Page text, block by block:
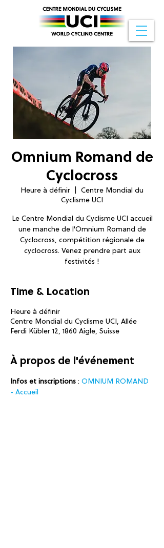
Omnium Romand de
Cyclocross
Heure à définir
Centre Mondial du
Cyclisme UCI
Le Centre Mondial du Cyclisme UCI accueil
une manche de l'Omnium Romand de
Cyclocross, compétition régionale de
cyclocross. Venez prendre part aux
festivités !
Time & Location
Heure à définir
Centre Mondial du Cyclisme UCI, Allée
Ferdi Kübler 12, 1860 Aigle, Suisse
À propos de l'événement
Infos et inscriptions : OMNIUM ROMAND
- Accueil